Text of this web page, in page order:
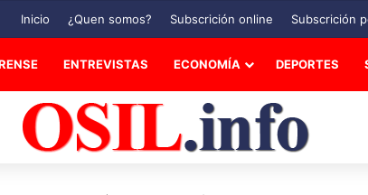
Inicio ¿Quen somos? Subscrición online Subscrición
ENTREVISTAS ECONOMÍA DEPORTES